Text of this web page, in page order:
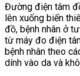
Đường điện tâm
lên xuống biến
đồ, bệnh nhân ở
từ máy đo điện
bệnh nhân theo
dính vào da và